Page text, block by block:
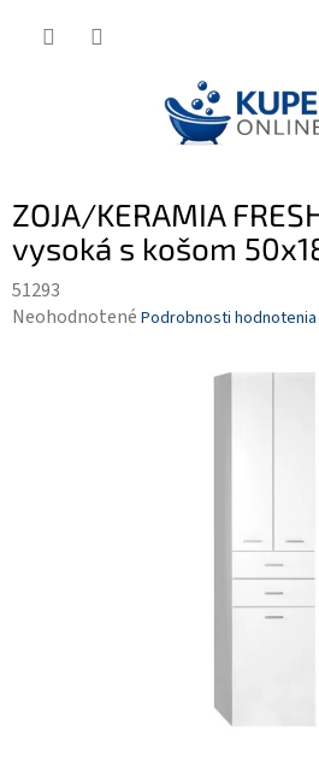
ZOJA/KERAMIA
vysoká s košom
51293
Priemerné
Neohodnotené Podrobnosti hodnotenia